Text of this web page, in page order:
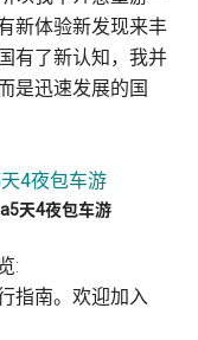
新体验新发现来丰
有了新认知，我并
是迅速发展的国
天4夜包车游
:
指南。欢迎加入